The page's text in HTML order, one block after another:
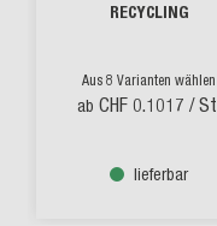
RECYCLING
Aus 8 Varianten wählen
ab CHF 0.1017 / St.
lieferbar